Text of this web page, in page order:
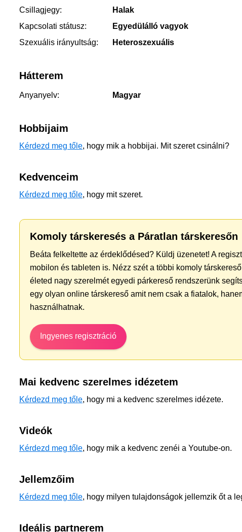
Csillagjegy:
Halak
Kapcsolati státusz:
Egyedülálló vagyok
Szexuális irányultság:
Heteroszexuális
Hátterem
Anyanyelv: Magyar
Hobbijaim
Kérdezd meg tőle, hogy mik a hobbijai. Mit szeret csinálni?
Kedvenceim
Kérdezd meg tőle, hogy mit szeret.
Komoly társkeresés a Páratlan társkeresőn
Beáta felkeltette az érdeklődésed? Küldj üzenetet! A
mobilon és tableten is. Nézz szét a többi komoly
életed nagy szerelmét egyedi párkereső rendszerünk
egy olyan online társkereső amit nem csak a fiatalok,
használhatnak.
Ingyenes regisztráció
Mai kedvenc szerelmes idézetem
Kérdezd meg tőle, hogy mi a kedvenc szerelmes idézete.
Videók
Kérdezd meg tőle, hogy mik a kedvenc zenéi a Youtube-on.
Jellemzőim
Kérdezd meg tőle, hogy milyen tulajdonságok jellemzik őt a
Ideális partnerem